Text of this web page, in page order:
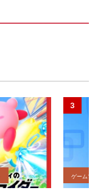
ゲームソ